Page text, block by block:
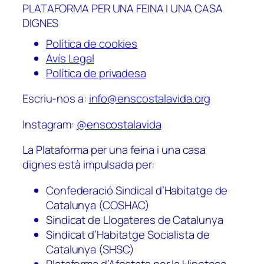
PLATAFORMA PER UNA FEINA I UNA CASA
DIGNES
Política de cookies
Avís Legal
Política de privadesa
Escriu-nos a: info@enscostalavida.org
Instagram: @enscostalavida
La Plataforma per una feina i una casa
dignes està impulsada per:
Confederació Sindical d’Habitatge de
Catalunya (COSHAC)
Sindicat de Llogateres de Catalunya
Sindicat d’Habitatge Socialista de
Catalunya (SHSC)